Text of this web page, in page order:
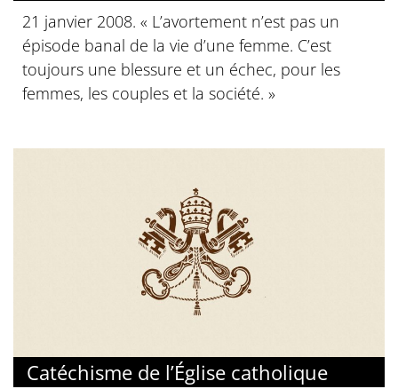
21 janvier 2008. « L’avortement n’est pas un
épisode banal de la vie d’une femme. C’est
toujours une blessure et un échec, pour les
femmes, les couples et la société. »
Catéchisme de l’Église catholique